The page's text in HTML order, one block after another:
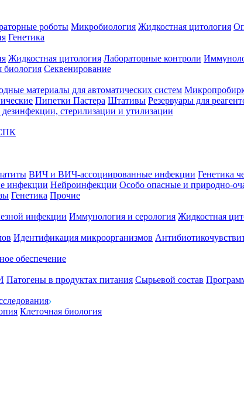
роботы Микробиология Жидкостная цитология
Генетика
Жидкостная цитология Лабораторные контроли
биология Секвенирование
материалы для автоматических систем
Пипетки Пастера Штативы Резервуары для
стерилизации и утилизации
ВИЧ и ВИЧ-ассоциированные инфекции Генетика
инфекции Нейроинфекции Особо опасные и природно-
Генетика Прочие
инфекции Иммунология и серология Жидкостная
Идентификация микроорганизмов
обеспечение
Патогены в продуктах питания Сырьевой состав
Клеточная биология